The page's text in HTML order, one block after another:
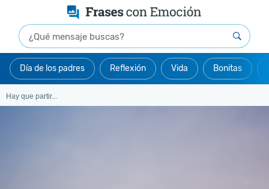
Día de los padres Reflexión Vida Bonitas
Hay quе partir...